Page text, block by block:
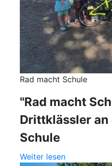
Rad macht Schule
"Rad macht
Drittklässler
Schule
Weiter lesen